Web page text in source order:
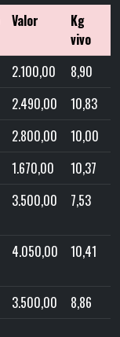
Valor
Kg
vivo
2.100,00
8,90
2.490,00
10,83
2.800,00
10,00
1.670,00
10,37
3.500,00 7,53
4.050,00 10,41
3.500,00 8,86